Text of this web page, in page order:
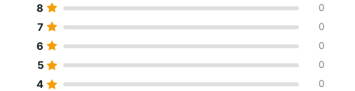
8 0
7 0
6 0
5 0
4 0